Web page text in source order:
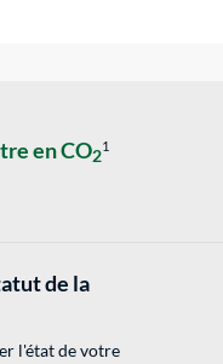
en CO21
de la
l'état de votre